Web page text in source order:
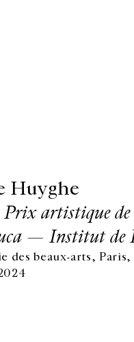
Huyghe
artistique
— Institut de
des beaux-arts, Paris,